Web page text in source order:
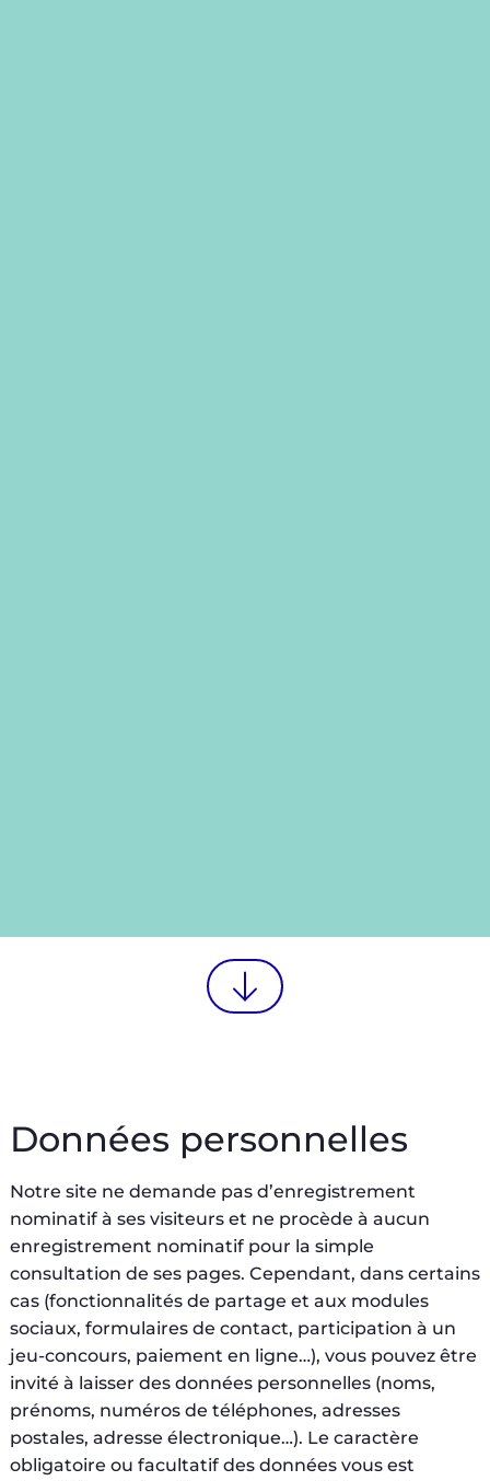
Données personnelles
Notre site ne demande pas d’enregistrement
nominatif à ses visiteurs et ne procède à aucun
enregistrement nominatif pour la simple
consultation de ses pages. Cependant, dans certains
cas (fonctionnalités de partage et aux modules
sociaux, formulaires de contact, participation à un
jeu-concours, paiement en ligne…), vous pouvez être
invité à laisser des données personnelles (noms,
prénoms, numéros de téléphones, adresses
postales, adresse électronique…). Le caractère
obligatoire ou facultatif des données vous est